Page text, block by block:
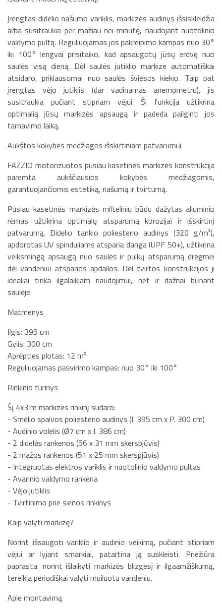
Įrengtas didelio našumo variklis, markizės audinys išsiskleidžia
arba susitraukia per mažiau nei minutę, naudojant nuotolinio
valdymo pultą. Reguliuojamas jos pakreipimo kampas nuo 30°
iki 100° lengvai prisitaiko, kad apsaugotų jūsų erdvę nuo
saulės visą dieną. Dėl saulės jutiklio markize automatiškai
atsidaro, priklausomai nuo saulės šviesos kiekio. Taip pat
įrengtas vėjo jutiklis (dar vadinamas anemometru), jis
susitraukia pučiant stipriam vėjui. Ši funkcija užtikrina
optimalią jūsų markizės apsaugą ir padeda pailginti jos
tarnavimo laiką.
Aukštos kokybės medžiagos išskirtiniam patvarumui
FAZZIO motorizuotos pusiau kasetinės markizės konstrukcija
paremta aukščiausios kokybės medžiagomis,
garantuojančiomis estetiką, našumą ir tvirtumą.
Pusiau kasetinės markizės milteliniu būdu dažytas aliuminio
rėmas užtikrina optimalų atsparumą korozijai ir išskirtinį
patvarumą. Didelio tankio poliesterio audinys (320 g/m²),
apdorotas UV spinduliams atsparia danga (UPF 50+), užtikrina
veiksmingą apsaugą nuo saulės ir puikų atsparumą drėgmei
dėl vandeniui atsparios apdailos. Dėl tvirtos konstrukcijos ji
idealiai tinka ilgalaikiam naudojimui, net ir dažnai būnant
saulėje.
Matmenys
Ilgis: 395 cm
Gylis: 300 cm
Aprėpties plotas: 12 m²
Reguliuojamas pasvirimo kampas: nuo 30° iki 100°
Rinkinio turinys
Šį 4x3 m markizės rinkinį sudaro:
- Smėlio spalvos poliesterio audinys (I. 395 cm x P. 300 cm)
- Audinio volelis (Ø7 cm x I. 386 cm)
- 2 didelės rankenos (56 x 31 mm skerspjūvis)
- 2 mažos rankenos (51 x 25 mm skerspjūvis)
- Integruotas elektros variklis ir nuotolinio valdymo pultas
- Avarinio valdymo rankena
- Vėjo jutiklis
- Tvirtinimo prie sienos rinkinys
Kaip valyti markizę?
Norint išsaugoti variklio ir audinio veikimą, pučiant stipriam
vėjui ar lyjant smarkiai, patartina ją suskleisti. Priežiūra
paprasta: norint išlaikyti markizės blizgesį ir ilgaamžiškumą,
tereikia periodiškai valyti muiluotu vandeniu.
Apie montavimą